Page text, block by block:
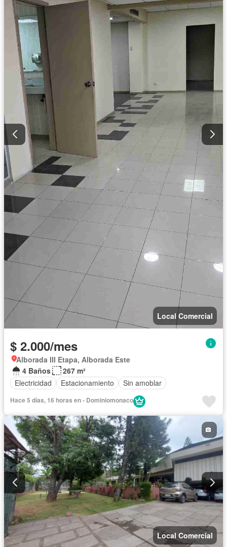
Local Comercial
$ 2.000/mes
Alborada III Etapa, Alborada Este
4 Baños
267 m²
Electricidad
Estacionamiento Sin amoblar
Hace 5 días, 16 horas en - Dominiomonaco
Local Comercial